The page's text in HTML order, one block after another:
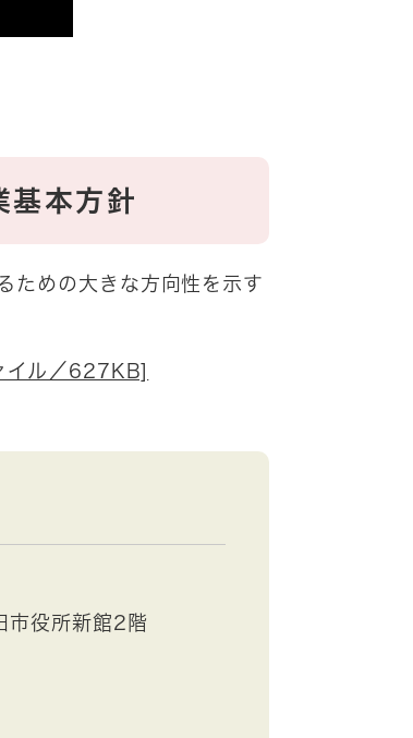
本方針
ための大きな方向性を示す
イル／627KB]
役所新館2階